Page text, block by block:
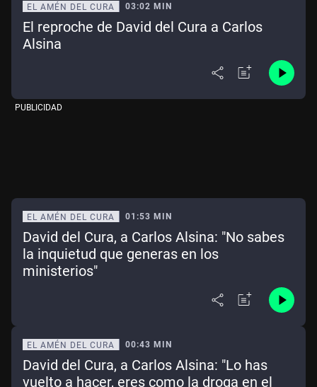
Borrar Mes actual
EL AMÉN DEL CURA 03:02 MIN
El reproche de David del Cura a Carlos
Alsina
PUBLICIDAD
EL AMÉN DEL CURA 01:53 MIN
David del Cura, a Carlos Alsina: "No sabes
la inquietud que generas en los
ministerios"
EL AMÉN DEL CURA 00:43 MIN
David del Cura, a Carlos Alsina: "Lo has
vuelto a hacer, eres como la droga en el